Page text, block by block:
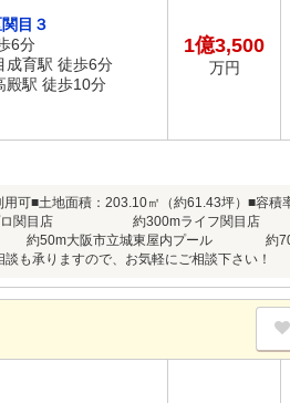
目３
6分
成育駅 徒歩6分
殿駅 徒歩10分
1億3,500
万円
可■土地面積：203.10㎡（約61.43坪）■容
品館アプロ関目店 約300m
大阪市立城東屋内プール 約
も承りますので、お気軽にご相談下さい！